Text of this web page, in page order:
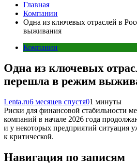
Главная
Компании
Одна из ключевых отраслей в
выживания
Компании
Одна из ключевых
перешла в режим
Lenta.ru6 месяцев спустя01 минуты
Риски для финансовой стабильности
компаний в начале 2026 года
и у некоторых предприятий ситуация
к критической.
Навигация по записям